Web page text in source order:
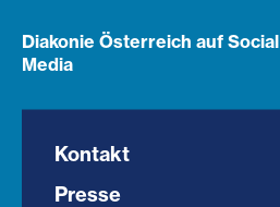
Diakonie Österreich auf Social
Media
Kontakt
Presse